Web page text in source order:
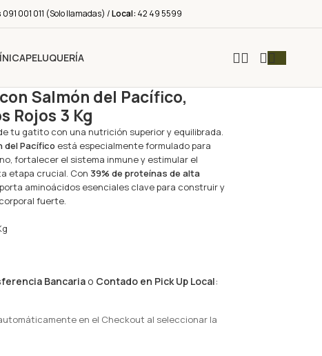
091 001 011 (Solo llamadas) /Local: 42 49 5599
PELUQUERÍA
Salmón del Pacífico,
Rojos 3 Kg
tu gatito con una nutrición superior y equilibrada.
del Pacífico está especialmente formulado para
fortalecer el sistema inmune y estimular el
etapa crucial. Con 39% de proteínas de alta
aminoácidos esenciales clave para construir y
fuerte.
Bancaria o Contado en Pick Up Local:
en el Checkout al seleccionar la